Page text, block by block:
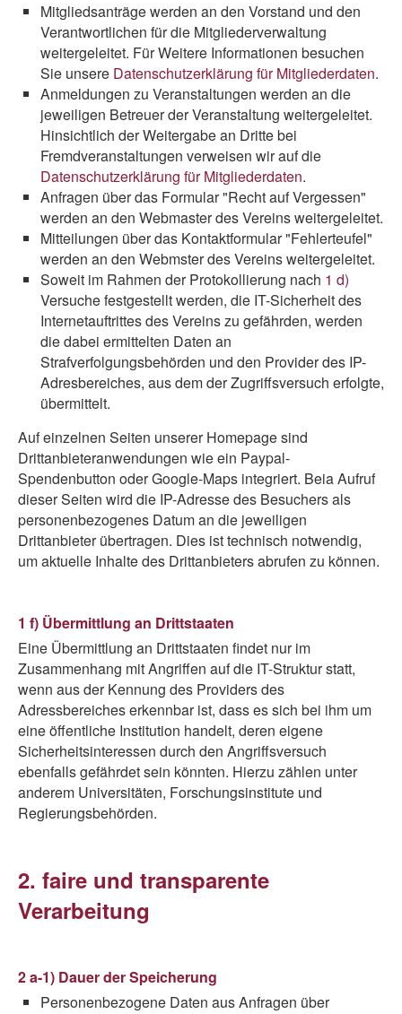
Mitgliedsanträge werden an den Vorstand und den
Verantwortlichen für die Mitgliederverwaltung
weitergeleitet. Für Weitere Informationen besuchen
Sie unsere Datenschutzerklärung für Mitgliederdaten.
Anmeldungen zu Veranstaltungen werden an die
jeweiligen Betreuer der Veranstaltung weitergeleitet.
Hinsichtlich der Weitergabe an Dritte bei
Fremdveranstaltungen verweisen wir auf die
Datenschutzerklärung für Mitgliederdaten.
Anfragen über das Formular "Recht auf Vergessen"
werden an den Webmaster des Vereins weitergeleitet.
Mitteilungen über das Kontaktformular "Fehlerteufel"
werden an den Webmster des Vereins weitergeleitet.
Soweit im Rahmen der Protokollierung nach 1 d)
Versuche festgestellt werden, die IT-Sicherheit des
Internetauftrittes des Vereins zu gefährden, werden
die dabei ermittelten Daten an
Strafverfolgungsbehörden und den Provider des IP-
Adresbereiches, aus dem der Zugriffsversuch erfolgte,
übermittelt.
Auf einzelnen Seiten unserer Homepage sind
Drittanbieteranwendungen wie ein Paypal-
Spendenbutton oder Google-Maps integriert. Beia Aufruf
dieser Seiten wird die IP-Adresse des Besuchers als
personenbezogenes Datum an die jeweiligen
Drittanbieter übertragen. Dies ist technisch notwendig,
um aktuelle Inhalte des Drittanbieters abrufen zu können.
1 f) Übermittlung an Drittstaaten
Eine Übermittlung an Drittstaaten findet nur im
Zusammenhang mit Angriffen auf die IT-Struktur statt,
wenn aus der Kennung des Providers des
Adressbereiches erkennbar ist, dass es sich bei ihm um
eine öffentliche Institution handelt, deren eigene
Sicherheitsinteressen durch den Angriffsversuch
ebenfalls gefährdet sein könnten. Hierzu zählen unter
anderem Universitäten, Forschungsinstitute und
Regierungsbehörden.
2. faire und transparente
Verarbeitung
2 a-1) Dauer der Speicherung
Personenbezogene Daten aus Anfragen über